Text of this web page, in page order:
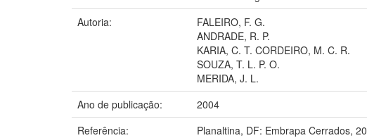
Autoria:
FALEIRO, F. G.
ANDRADE, R. P.
KARIA, C. T. CORDEIRO, M. C. R.
SOUZA, T. L. P. O.
MERIDA, J. L.
Ano de publicação:
2004
Referência:
Planaltina, DF: Embrapa Cerrados,